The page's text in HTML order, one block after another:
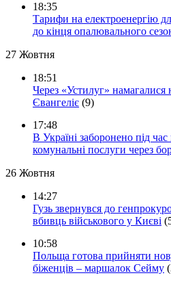
18:35
Тарифи на електроенергію
до кінця опалювального
27 Жовтня
18:51
Через «Устилуг» намагалися
Євангеліє (9)
17:48
В Україні заборонено під
комунальні послуги через
26 Жовтня
14:27
Гузь звернувся до
вбивць військового у Києві
10:58
Польща готова прийняти
біженців – маршалок Сейму